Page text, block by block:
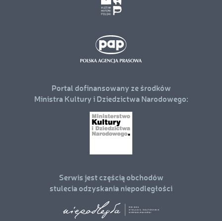
Portal dofinansowany ze środków
Ministra Kultury i Dziedzictwa Narodowego:
Serwis jest częścią obchodów
stulecia odzyskania niepodległości